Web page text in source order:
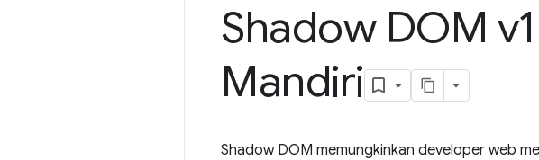
Shadow DOM
Mandiri
Shadow DOM memungkinkan developer web